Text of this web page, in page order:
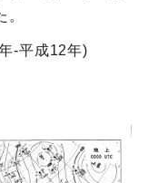
-平成12年)